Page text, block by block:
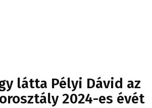
látta Pélyi Dávid az
2024-es évét